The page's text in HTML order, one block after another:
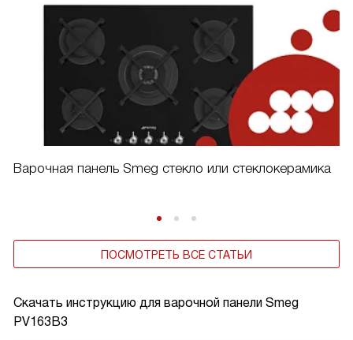
Скачать инструкцию для варочной панели Smeg
PV163B3
Варочная панель Smeg стекло или стеклокерамика
ПОСМОТРЕТЬ ВСЕ СТАТЬИ